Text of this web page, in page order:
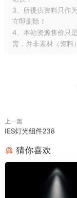
3、所提供资料只作
立即删除！
4、本站资源售价只
需，并非素材（资料
上一篇
IES灯光组件238
猜你喜欢